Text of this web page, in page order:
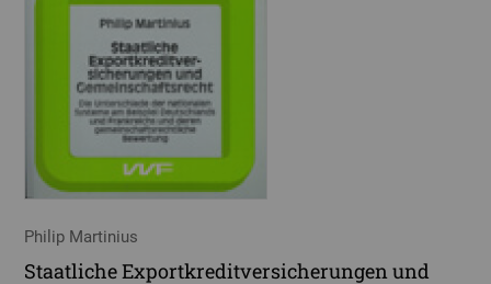
Philip Martinius
Staatliche Exportkreditversicherungen und